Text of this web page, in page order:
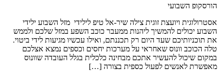
הורסקופ השבועי
אסטרולוגית ויועצת זוגית צילה שיר-אל טיפ לילידי מזל השבוע ילידי
השבוע יכולים להמשיך ליהנות ממעבר כוכב השפע במזל שלכם ולממש
את תוכניותיכם שעד היום רק תכננתם, ואילו עכשיו מגיעות לידי ביטוי.
טלה הכוכב וונוס שאחראי על מערכות יחסים וכספים נמצא אצלכם
במקום שיכול להעשיר אתכם מבחינה כלכלית בגלל העובדה שוונוס
מאפשרת לאנשים לפעול כספית בצורה […]